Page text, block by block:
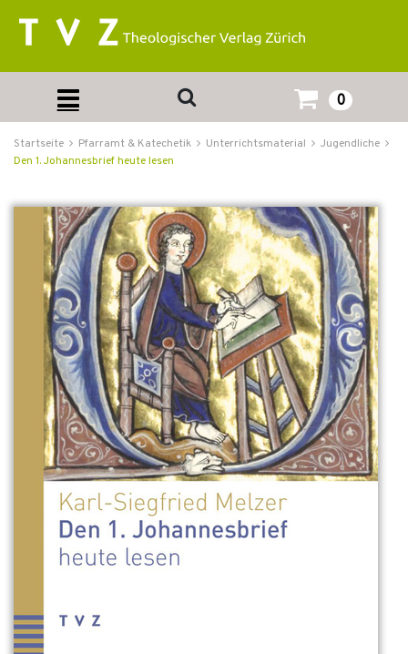
0
Startseite Pfarramt & Katechetik Unterrichtsmaterial
Jugendliche
Den 1. Johannesbrief heute lesen